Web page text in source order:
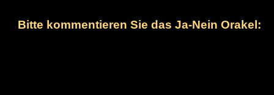
Bitte kommentieren Sie das Ja-Nein Orakel: